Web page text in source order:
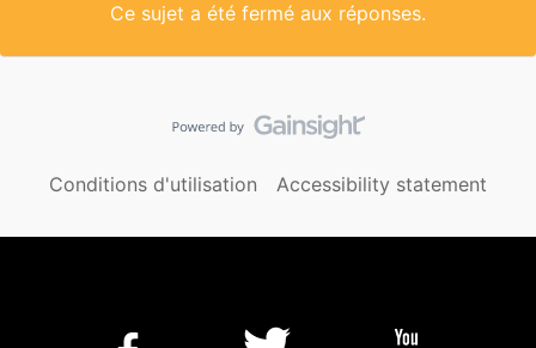
Ce sujet a été fermé aux réponses.
Conditions d'utilisation Accessibility statement